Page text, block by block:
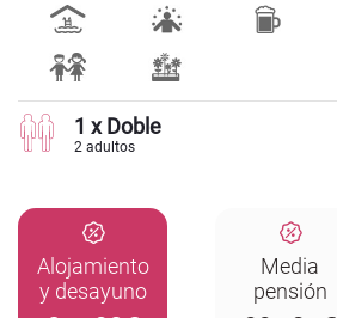
1 x Doble
2 adultos
Alojamiento
y desayuno
Media
pensión